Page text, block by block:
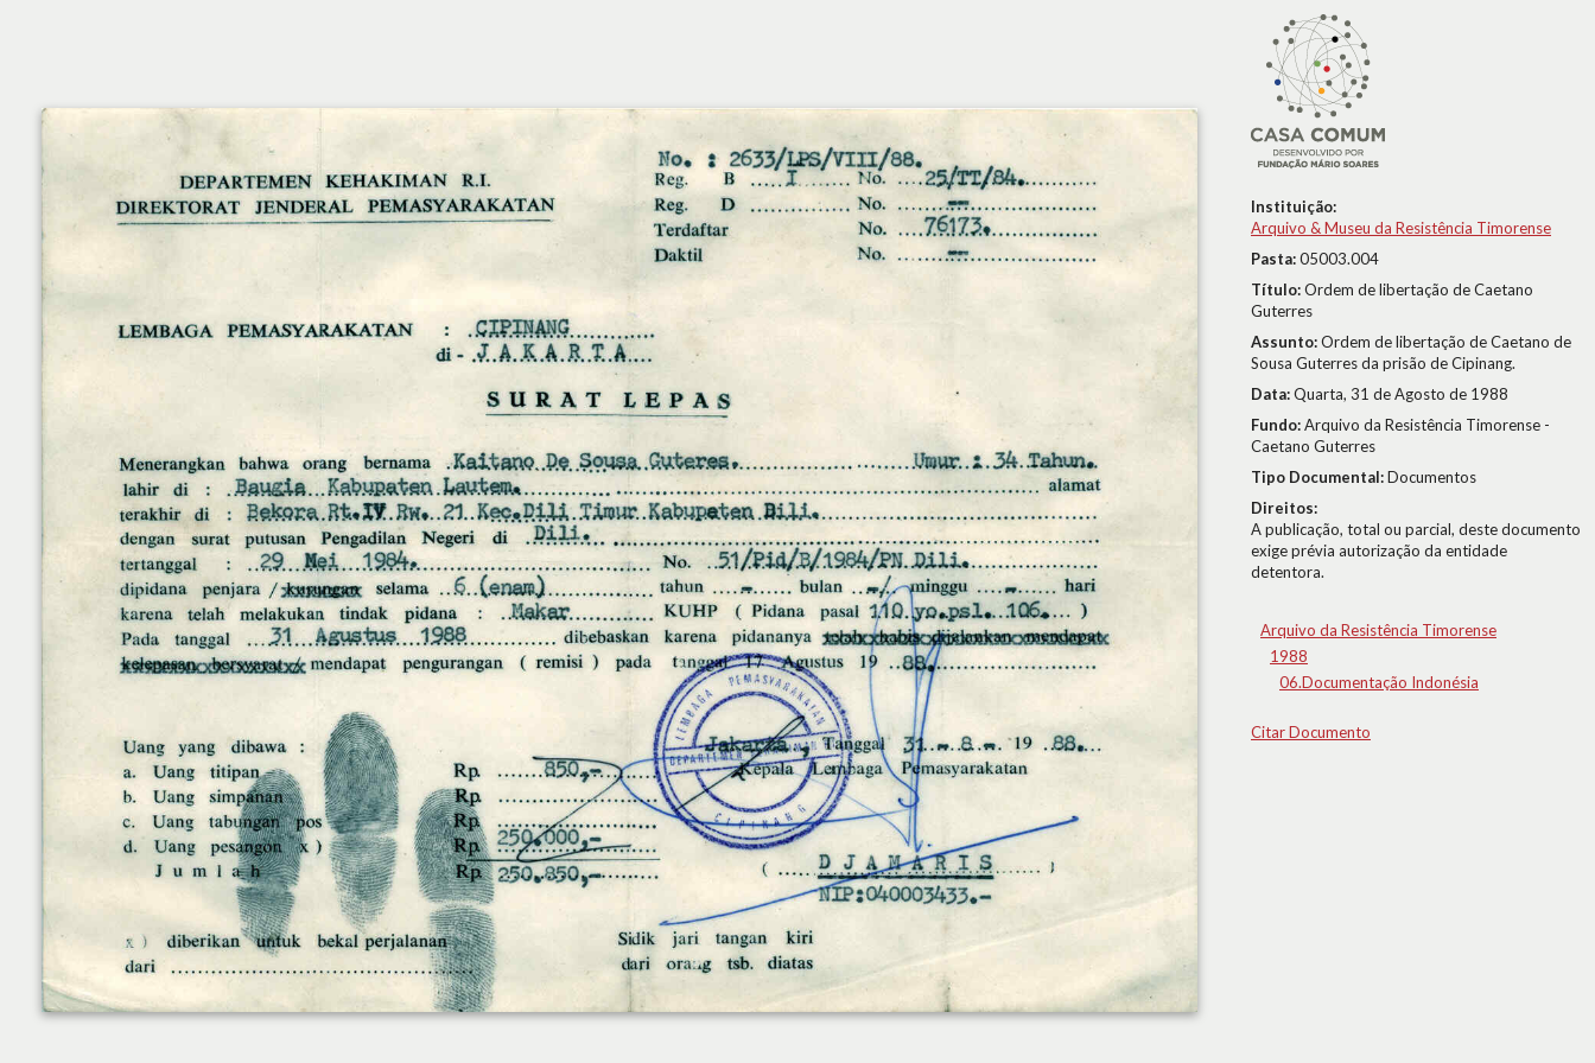
Instituição:
Arquivo & Museu da Resistência Timorense
Pasta:05003.004
Título:Ordem de libertação de Caetano
Guterres
Assunto:Ordem de libertação de Caetano de
Sousa Guterres da prisão de Cipinang.
Data:Quarta, 31 de Agosto de 1988
Fundo:Arquivo da Resistência Timorense -
Caetano Guterres
Tipo Documental:Documentos
Direitos:
A publicação, total ou parcial, deste documento
exige prévia autorização da entidade
detentora.
Arquivo da Resistência Timorense
1988
06.Documentação Indonésia
Citar Documento